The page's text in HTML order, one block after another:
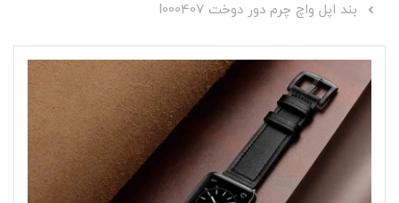
بند اپل واچ چرم دور دوخت I000407